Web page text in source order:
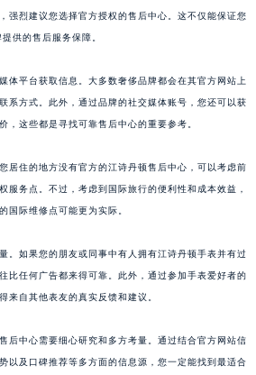
强烈建议您选择官方授权的售后中心。这不仅能保证您
供的售后服务保障。
体平台获取信息。大多数奢侈品牌都会在其官方网站上
系方式。此外，通过品牌的社交媒体账号，您还可以获
，这些都是寻找可靠售后中心的重要参考。
居住的地方没有官方的江诗丹顿售后中心，可以考虑前
服务点。不过，考虑到国际旅行的便利性和成本效益，
国际维修点可能更为实际。
。如果您的朋友或同事中有人拥有江诗丹顿手表并有过
比任何广告都来得可靠。此外，通过参加手表爱好者的
来自其他表友的真实反馈和建议。
后中心需要细心研究和多方考量。通过结合官方网站信
以及口碑推荐等多方面的信息源，您一定能找到最适合